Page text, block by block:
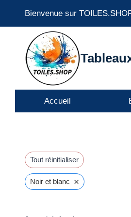
Bienvenue sur
Accueil
Tout réinitialiser
Noir et blanc ×